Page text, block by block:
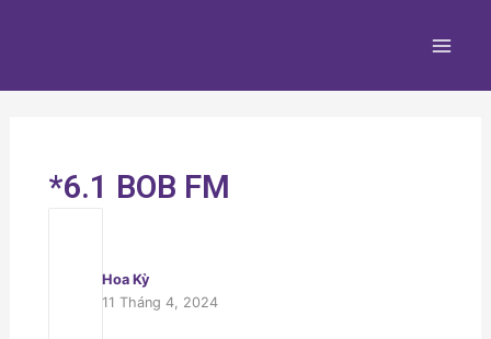
*6.1 BOB FM
Hoa Kỳ
11 Tháng 4, 2024